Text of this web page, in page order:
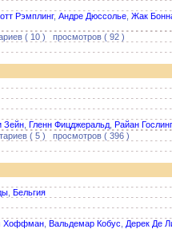
Рэмплинг, Андре Дюссолье Жак
( 10 ) просмотров ( 92 )
Зейн Гленн Фицджеральд Райан Гослинг
( 5 ) просмотров ( 396 )
Бельгия
Хоффман Вальдемар Кобус Дерек Де